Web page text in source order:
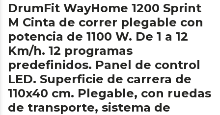
DrumFit WayHome 1200 Sprint
M Cinta de correr plegable con
potencia de 1100 W. De 1 a 12
Km/h. 12 programas
predefinidos. Panel de control
LED. Superficie de carrera de
110x40 cm. Plegable, con ruedas
de transporte, sistema de